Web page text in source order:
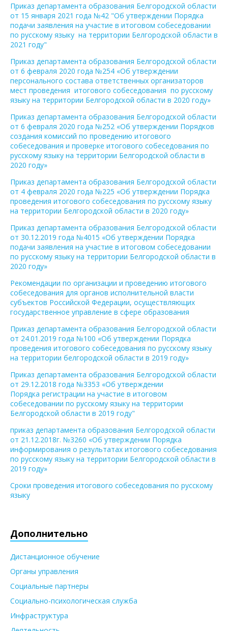
Приказ департамента образования Белгородской области
от 15 января 2021 года №42 "Об утверждении Порядка
подачи заявления на участие в итоговом собеседовании
по русскому языку на территории Белгородской области в
2021 году"
Приказ департамента образования Белгородской области
от 6 февраля 2020 года №254 «Об утверждении
персонального состава ответственных организаторов
мест проведения итогового собеседования по русскому
языку на территории Белгородской области в 2020 году»
Приказ департамента образования Белгородской области
от 6 февраля 2020 года №252 «Об утверждении Порядков
создания комиссий по проведению итогового
собеседования и проверке итогового собеседования по
русскому языку на территории Белгородской области в
2020 году»
Приказ департамента образования Белгородской области
от 4 февраля 2020 года №225 «Об утверждении Порядка
проведения итогового собеседования по русскому языку
на территории Белгородской области в 2020 году»
Приказ департамента образования Белгородской области
от 30.12.2019 года №4015 «Об утверждении Порядка
подачи заявления на участие в итоговом собеседовании
по русскому языку на территории Белгородской области в
2020 году»
Рекомендации по организации и проведению итогового
собеседования для органов исполнительной власти
субъектов Российской Федерации, осуществляющих
государственное управление в сфере образования
Приказ департамента образования Белгородской области
от 24.01.2019 года №100 «Об утверждении Порядка
проведения итогового собеседования по русскому языку
на территории белгородской области в 2019 году»
Приказ департамента образования Белгородской области
от 29.12.2018 года №3353 «Об утверждении
Порядка регистрации на участие в итоговом
собеседовании по русскому языку на территории
Белгородской области в 2019 году"
приказ департамента образования Белгородской области
от 21.12.2018г. №3260 «Об утверждении Порядка
информирования о результатах итогового собеседования
по русскому языку на территории Белгородской области в
2019 году»
Сроки проведения итогового собеседования по русскому
языку
Дополнительно
Дистанционное обучение
Органы управления
Социальные партнеры
Социально-психологическая служба
Инфраструктура